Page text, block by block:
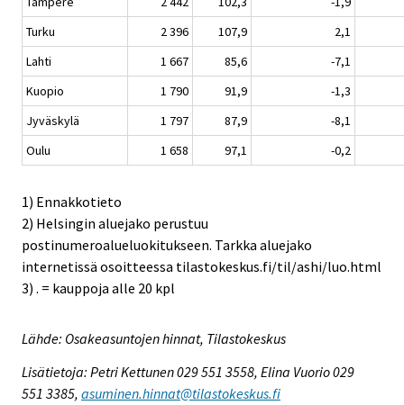
Turku
2 396 107,9
2,1
Lahti
1 667 85,6
-7,1
Kuopio
1 790 91,9
-1,3
Jyväskylä
1 797 87,9
-8,1
Oulu
1 658 97,1 -0,2
1) Ennakkotieto
2) Helsingin aluejako perustuu
postinumeroalueluokitukseen. Tarkka aluejako
internetissä osoitteessa tilastokeskus.fi/til/ashi/luo.html
3) . = kauppoja alle 20 kpl
Lähde: Osakeasuntojen hinnat, Tilastokeskus
Lisätietoja: Petri Kettunen 029 551 3558, Elina Vuorio 029
551 3385, asuminen.hinnat@tilastokeskus.fi